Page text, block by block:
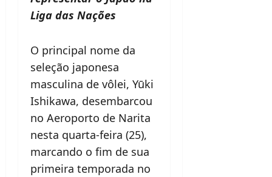
Liga das Nações
O principal nome da
seleção japonesa
masculina de vôlei, Yūki
Ishikawa, desembarcou
no Aeroporto de Narita
nesta quarta-feira (25),
marcando o fim de sua
primeira temporada no